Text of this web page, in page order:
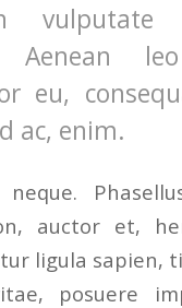
vulputate
Aenean
eu,
ac, enim.
auctor et,
ligula sapien,
posuere